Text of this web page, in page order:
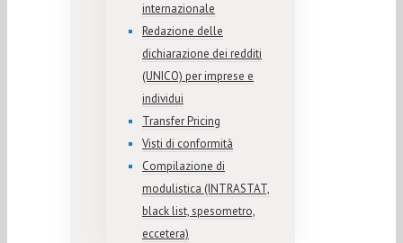
internazionale
Redazione delle
dichiarazione dei redditi
(UNICO) per imprese e
individui
Transfer Pricing
Visti di conformità
Compilazione di
modulistica (INTRASTAT,
black list, spesometro,
eccetera)